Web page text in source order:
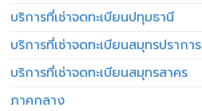
บริการที่เช่าจดทะเบียนปทุมธานี
บริการที่เช่าจดทะเบียนสมุทรปราการ
บริการที่เช่าจดทะเบียนสมุทรสาคร
ภาคกลาง